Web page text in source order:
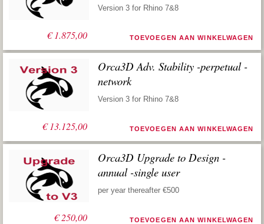
€1.875,00
Version 3 for Rhino 7&8
TOEVOEGEN AAN WINKELWAGEN
€13.125,00
Orca3D Adv. Stability -perpetual -
network
Version 3 for Rhino 7&8
TOEVOEGEN AAN WINKELWAGEN
€250,00
Orca3D Upgrade to Design -
annual -single user
per year thereafter €500
TOEVOEGEN AAN WINKELWAGEN